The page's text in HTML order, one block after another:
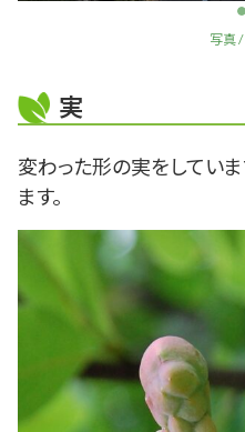
写真
実
変わった形の実をしてい
ます。